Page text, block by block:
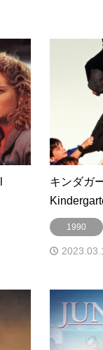
キンダガ
1990